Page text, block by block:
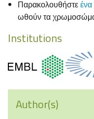
Παρακολουθήστε
ωθούν τα
Institutions
Author(s)